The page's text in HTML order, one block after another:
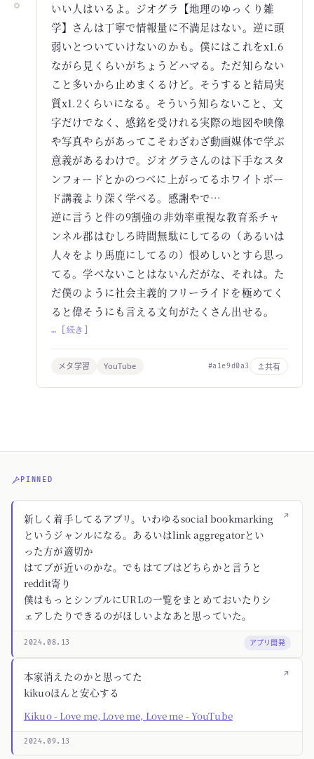
いい人はいるよ。ジオグラ【地理のゆっくり雑
学】さんは丁寧で情報量に不満足はない。逆に頭
弱いとついていけないのかも。僕にはこれをx1.6
ながら見くらいがちょうどハマる。ただ知らない
こと多いから止めまくるけど。そうすると結局実
質x1.2くらいになる。そういう知らないこと、文
字だけでなく、感銘を受けれる実際の地図や映像
や写真やらがあってこそわざわざ動画媒体で学ぶ
意義があるわけで。ジオグラさんのは下手なスタ
ンフォードとかのつべに上がってるホワイトボー
ド講義より深く学べる。感謝やで…
逆に言うと件の9割強の非効率重視な教育系チャ
ンネル郡はむしろ時間無駄にしてるの（あるいは
人々をより馬鹿にしてるの）恨めしいとすら思っ
てる。学べないことはないんだがな、それは。た
だ僕のように社会主義的フリーライドを極めてく
ると偉そうにも言える文句がたくさん出せる。
… [続き]
メタ学習 YouTube #a1e9d0a3 共有
PINNED
↗
新しく着手してるアプリ。いわゆるsocial bookmarking
というジャンルになる。あるいはlink aggregatorとい
った方が適切か
はてブが近いのかな。でもはてブはどちらかと言うと
reddit寄り
僕はもっとシンプルにURLの一覧をまとめておいたりシ
ェアしたりできるのがほしいよなあと思っていた。
2024.08.13 アプリ開発
↗
本家消えたのかと思ってた
kikuoほんと安心する
Kikuo - Love me, Love me, Love me - YouTube
2024.09.13